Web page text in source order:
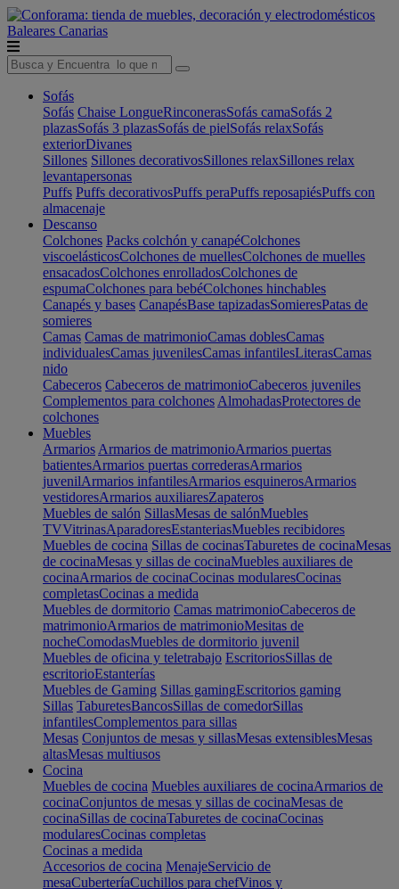
Baleares Canarias
Sofás
Sofás Chaise LongueRinconerasSofás camaSofás 2
plazasSofás 3 plazasSofás de pielSofás relaxSofás
exteriorDivanes
Sillones Sillones decorativosSillones relaxSillones relax
levantapersonas
Puffs Puffs decorativosPuffs peraPuffs reposapiésPuffs con
almacenaje
Descanso
Colchones Packs colchón y canapéColchones
viscoelásticosColchones de muellesColchones de muelles
ensacadosColchones enrolladosColchones de
espumaColchones para bebéColchones hinchables
Canapés y bases CanapésBase tapizadasSomieresPatas de
somieres
Camas Camas de matrimonioCamas doblesCamas
individualesCamas juvenilesCamas infantilesLiterasCamas
nido
Cabeceros Cabeceros de matrimonioCabeceros juveniles
Complementos para colchones AlmohadasProtectores de
colchones
Muebles
Armarios Armarios de matrimonioArmarios puertas
batientesArmarios puertas correderasArmarios
juvenilArmarios infantilesArmarios esquinerosArmarios
vestidoresArmarios auxiliaresZapateros
Muebles de salón SillasMesas de salónMuebles
TVVitrinasAparadoresEstanteriasMuebles recibidores
Muebles de cocina Sillas de cocinasTaburetes de cocinaMesas
de cocinaMesas y sillas de cocinaMuebles auxiliares de
cocinaArmarios de cocinaCocinas modularesCocinas
completasCocinas a medida
Muebles de dormitorio Camas matrimonioCabeceros de
matrimonioArmarios de matrimonioMesitas de
nocheComodasMuebles de dormitorio juvenil
Muebles de oficina y teletrabajo EscritoriosSillas de
escritorioEstanterías
Muebles de Gaming Sillas gamingEscritorios gaming
Sillas TaburetesBancosSillas de comedorSillas
infantilesComplementos para sillas
Mesas Conjuntos de mesas y sillasMesas extensiblesMesas
altasMesas multiusos
Cocina
Muebles de cocina Muebles auxiliares de cocinaArmarios de
cocinaConjuntos de mesas y sillas de cocinaMesas de
cocinaSillas de cocinaTaburetes de cocinaCocinas
modularesCocinas completas
Cocinas a medida
Accesorios de cocina MenajeServicio de
mesaCuberteríaCuchillos para chefVinos y